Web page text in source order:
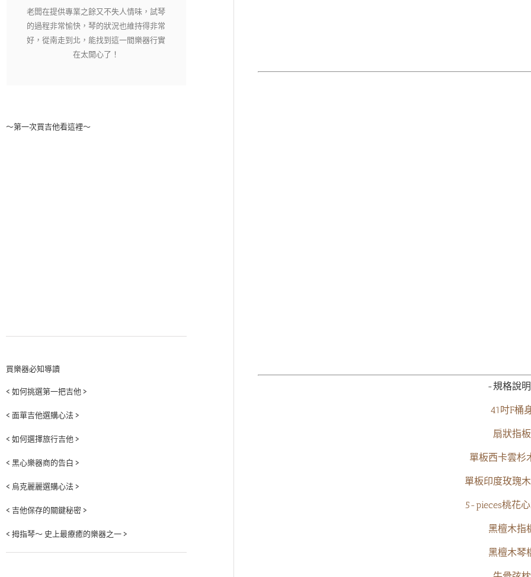
-規格說
41吋F桶
扇狀指板
單板西卡雲杉
單板印度玫瑰
5-pieces桃花
黑檀木指
黑檀木琴
老闆相當用心，每一把琴都經過細心挑選
又嚴格把關，現場琴各有各的特色，在這
裡絕對能找到自己適合有喜愛的琴。
～第一次買吉他看這裡～
買樂器必知導讀
< 如何挑選第一把吉他 >
< 面單吉他選購心法 >
< 如何選擇旅行吉他 >
< 黑心樂器商的告白 >
< 烏克麗麗選購心法 >
< 吉他保存的關鍵秘密 >
< 拇指琴～ 史上最療癒的樂器之一 >